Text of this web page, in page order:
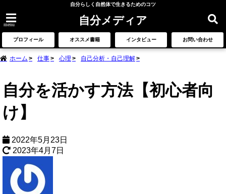
自分らしく自然体で生きるためのコツ
menu 自分メディア
プロフィール オススメ書籍 インタビュー お問い合わせ
ホーム 仕事 心理 自己分析・自己理解
自分を活かす方法【初心者向
け】
2022年5月23日
2023年4月7日